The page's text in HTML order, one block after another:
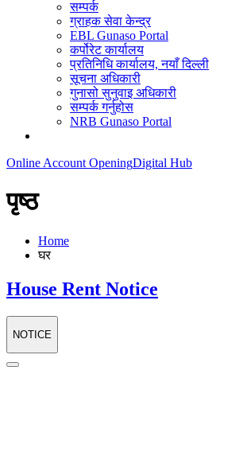
सम्पर्क
ग्राहक सेवा केन्द्र
EBL Gunaso Portal
कर्पोरेट कार्यालय
प्रतिनिधि कार्यालय, नयाँ दिल्ली
सूचना अधिकारी
गुनासो सुनुवाइ अधिकारी
सम्पर्क गर्नुहोस
NRB Gunaso Portal
Online Account OpeningDigital Hub
पृष्ठ
Home
घर
House Rent Notice
NOTICE